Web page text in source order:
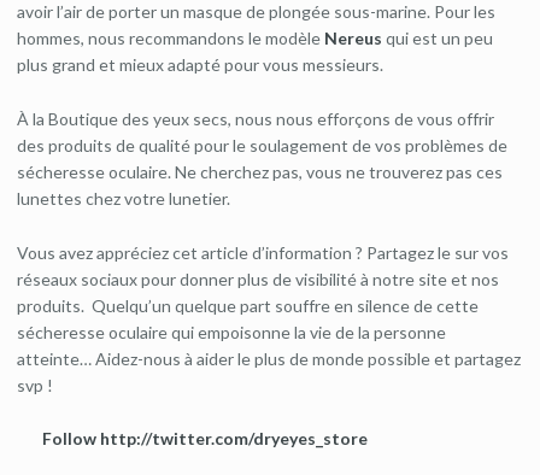
avoir l’air de porter un masque de plongée sous-marine. Pour les
hommes, nous recommandons le modèle Nereus qui est un peu
plus grand et mieux adapté pour vous messieurs.
À la Boutique des yeux secs, nous nous efforçons de vous offrir
des produits de qualité pour le soulagement de vos problèmes de
sécheresse oculaire. Ne cherchez pas, vous ne trouverez pas ces
lunettes chez votre lunetier.
Vous avez appréciez cet article d’information ? Partagez le sur vos
réseaux sociaux pour donner plus de visibilité à notre site et nos
produits. Quelqu’un quelque part souffre en silence de cette
sécheresse oculaire qui empoisonne la vie de la personne
atteinte… Aidez-nous à aider le plus de monde possible et partagez
svp !
Follow http://twitter.com/dryeyes_store